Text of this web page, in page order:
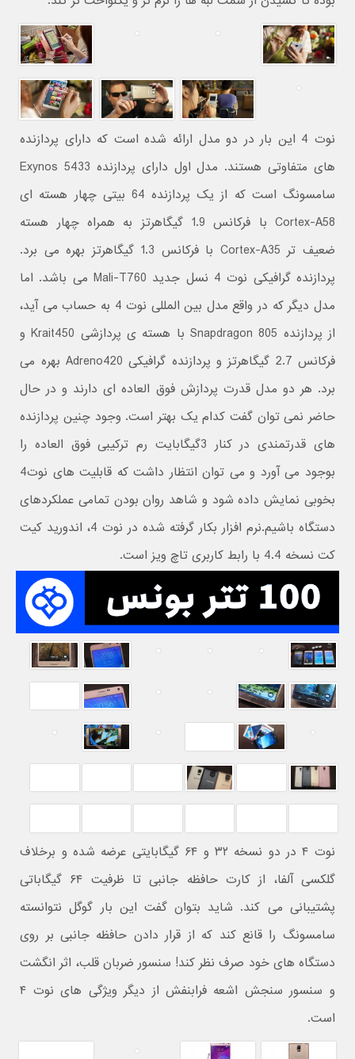
نوت 4 این بار در دو مدل ارائه شده است که دارای پردازنده
های متفاوتی هستند. مدل اول دارای پردازنده Exynos 5433
سامسونگ است که از یک پردازنده 64 بیتی چهار هسته ای
Cortex-A58 با فرکانس 1.9 گیگاهرتز به همراه چهار هسته
ضعیف تر Cortex-A35 با فرکانس 1.3 گیگاهرتز بهره می برد.
پردازنده گرافیکی نوت 4 نسل جدید Mali-T760 می باشد. اما
مدل دیگر که در واقع مدل بین المللی نوت 4 به حساب می آید،
از پردازنده Snapdragon 805 با هسته ی پردازشی Krait450 و
فرکانس 2.7 گیگاهرتز و پردازنده گرافیکی Adreno420 بهره می
برد. هر دو مدل قدرت پردازش فوق العاده ای دارند و در حال
حاضر نمی توان گفت کدام یک بهتر است. وجود چنین پردازنده
های قدرتمندی در کنار 3گیگابایت رم ترکیبی فوق العاده را
بوجود می آورد و می توان انتظار داشت که قابلیت های نوت4
بخوبی نمایش داده شود و شاهد روان بودن تمامی عملکردهای
دستگاه باشیم.نرم افزار بکار گرفته شده در نوت 4، اندورید کیت
کت نسخه 4.4 با رابط کاربری تاچ ویز است.
نوت ۴ در دو نسخه ۳۲ و ۶۴ گیگابایتی عرضه شده و برخلاف
گلکسی آلفا، از کارت حافظه جانبی تا ظرفیت ۶۴ گیگاباتی
پشتیبانی می کند. شاید بتوان گفت این بار گوگل نتوانسته
سامسونگ را قانع کند که از قرار دادن حافظه جانبی بر روی
دستگاه های خود صرف نظر کند! سنسور ضربان قلب، اثر انگشت
و سنسور سنجش اشعه فرابنفش از دیگر ویژگی های نوت ۴
است.